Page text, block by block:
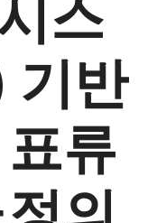
스
기반
류